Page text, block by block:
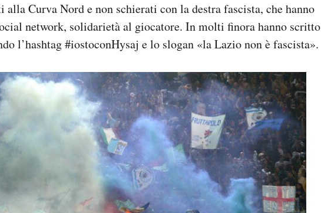
alla Curva Nord e non schierati con la destra fascista, che hanno
network, solidarietà al giocatore. In molti finora hanno scritto
l’hashtag #iostoconHysaj e lo slogan «la Lazio non è fascista».